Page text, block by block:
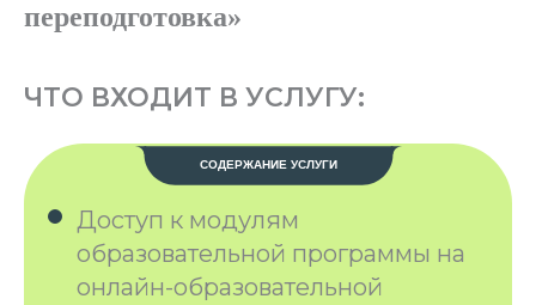
переподготовка»
ЧТО ВХОДИТ В УСЛУГУ:
Доступ к модулям
образовательной программы на
онлайн-образовательной
СОДЕРЖАНИЕ УСЛУГИ